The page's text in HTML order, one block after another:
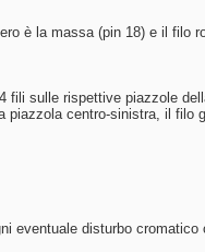
è la massa (pin 18) e il filo
fili sulle rispettive piazzole
centro-sinistra, il filo
eventuale disturbo cromatico